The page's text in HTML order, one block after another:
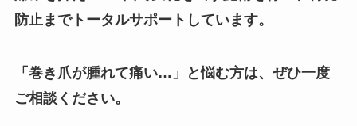
防止までトータルサポートしています。
「巻き爪が腫れて痛い…」と悩む方は、ぜひ一度
ご相談ください。